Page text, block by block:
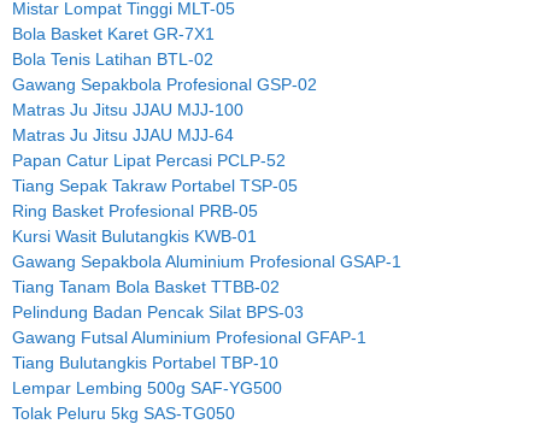
Mistar Lompat Tinggi MLT-05
Bola Basket Karet GR-7X1
Bola Tenis Latihan BTL-02
Gawang Sepakbola Profesional GSP-02
Matras Ju Jitsu JJAU MJJ-100
Matras Ju Jitsu JJAU MJJ-64
Papan Catur Lipat Percasi PCLP-52
Tiang Sepak Takraw Portabel TSP-05
Ring Basket Profesional PRB-05
Kursi Wasit Bulutangkis KWB-01
Gawang Sepakbola Aluminium Profesional GSAP-1
Tiang Tanam Bola Basket TTBB-02
Pelindung Badan Pencak Silat BPS-03
Gawang Futsal Aluminium Profesional GFAP-1
Tiang Bulutangkis Portabel TBP-10
Lempar Lembing 500g SAF-YG500
Tolak Peluru 5kg SAS-TG050